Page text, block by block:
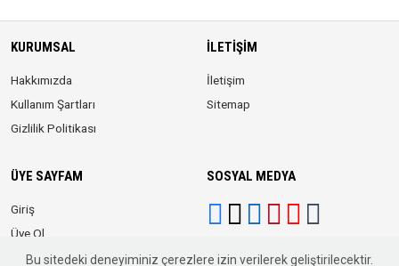
KURUMSAL
Hakkımızda
Kullanım Şartları
Gizlilik Politikası
İLETIŞIM
İletişim
Sitemap
ÜYE SAYFAM
Giriş
Üye Ol
SOSYAL MEDYA
Bu sitedeki deneyiminiz çerezlere izin verilerek geliştirilecektir.